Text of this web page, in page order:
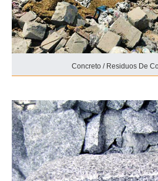
Concreto / Residuos De